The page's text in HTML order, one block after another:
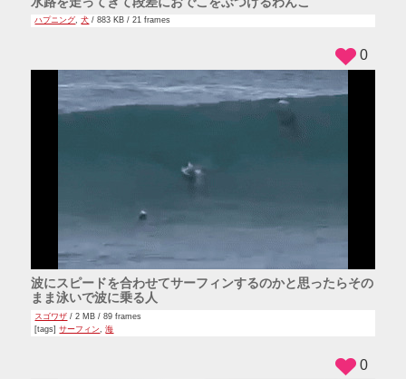
ハプニング,犬 / 883 KB / 21 frames
波にスピードを合わせてサーフィンするのかと思ったらその
まま泳いで波に乗る人
スゴワザ / 2 MB / 89 frames
[tags]サーフィン,海
0
0